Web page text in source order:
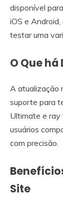
disponível
iOS e
testar uma
O Que há
A atualização
suporte para
Ultimate e ray
usuários
com precisão.
Site